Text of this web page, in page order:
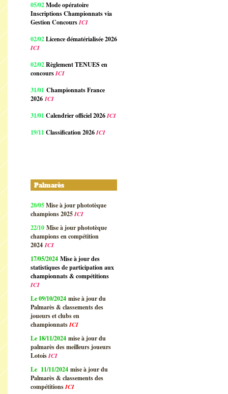
05/02Mode opératoire
Inscriptions Championnats via
Gestion ConcoursICI
02/02Licence dématérialisée 2026
ICI
02/02Règlement TENUES en
concoursICI
31/01 Championnats France
2026 ICI
31/01 Calendrier officiel 2026ICI
19/11 Classification 2026ICI
Palmarès
20/05Mise à jour phototèque
champions 2025ICI
22/10 Mise à jour phototèque
champions en compétition
2024ICI
17/05/2024 Mise à jour des
statistiques de participation aux
championnats & compétitions
ICI
Le 09/10/2024 mise à jour du
Palmarès & classements des
joueurs et clubs en
championnatsICI
Le 18/11/2024 mise à jour du
palmarès des meilleurs joueurs
LotoisICI
Le 11/11/2024 mise à jour du
Palmarès & classements des
compétitionsICI